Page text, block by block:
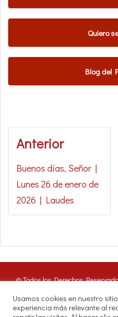
Quiero
Blog del
Anterior
Buenos días, Señor |
Lunes 26 de enero de
2026 | Laudes
© Todos los Derechos
hacer uso de estos archivos
Usamos cookies en nuestro
experiencia más relevante al